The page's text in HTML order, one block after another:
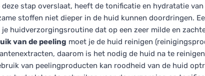
stap overslaat, heeft de tonificatie en hydratatie
stoffen niet dieper in de huid kunnen doordringen.
huidverzorgingsroutine dat op een zeer milde en
van de peeling moet je de huid reinigen
daarom is het nodig de huid na te
van peelingproducten kan roodheid van de huid